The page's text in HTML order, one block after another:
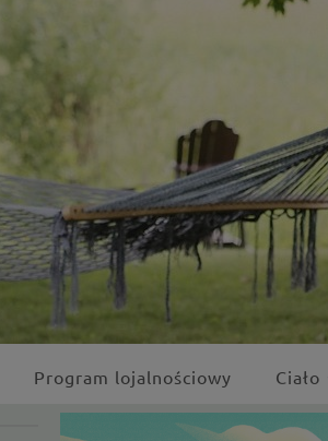
Program lojalnościowy Ciało